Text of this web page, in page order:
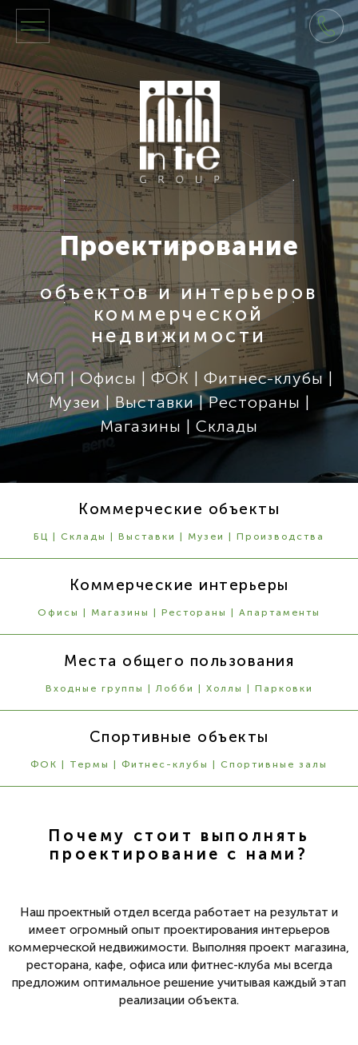
Проектирование
объектов и интерьеров
коммерческой
недвижимости
МОП | Офисы | ФОК | Фитнес-клубы |
Музеи | Выставки | Рестораны |
Магазины | Склады
Коммерческие объекты
БЦ | Склады | Выставки | Музеи | Производства
Коммерческие интерьеры
Офисы | Магазины | Рестораны | Апартаменты
Места общего пользования
Входные группы | Лобби | Холлы | Парковки
Спортивные объекты
ФОК | Термы | Фитнес-клубы | Спортивные залы
Почему стоит выполнять
проектирование с нами?
Наш проектный отдел всегда работает на результат и
имеет огромный опыт проектирования интерьеров
коммерческой недвижимости. Выполняя проект магазина,
ресторана, кафе, офиса или фитнес-клуба мы всегда
предложим оптимальное решение учитывая каждый этап
реализации объекта.